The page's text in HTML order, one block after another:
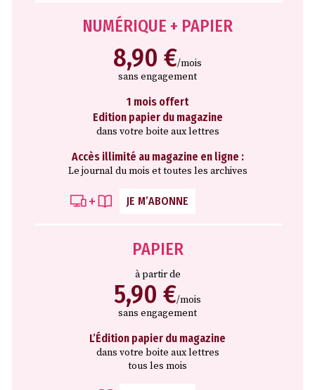
NUMÉRIQUE + PAPIER
8,90 €/mois
sans engagement
1 mois offert
Edition papier du magazine
dans votre boite aux lettres
Accès illimité au magazine en ligne :
Le journal du mois et toutes les archives
JE M’ABONNE
PAPIER
à partir de
5,90 €/mois
sans engagement
L’Édition papier du magazine
dans votre boite aux lettres
tous les mois